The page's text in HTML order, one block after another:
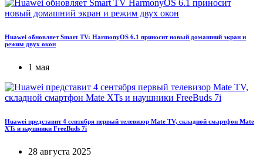
Huawei обновляет Smart TV: HarmonyOS 6.1 приносит новый домашний экран и
режим двух окон
1 мая
Huawei представит 4 сентября первый телевизор Mate TV, складной смартфон Mate
XTs и наушники FreeBuds 7i
28 августа 2025